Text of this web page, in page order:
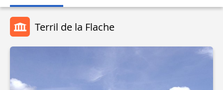
Terril de la Flache